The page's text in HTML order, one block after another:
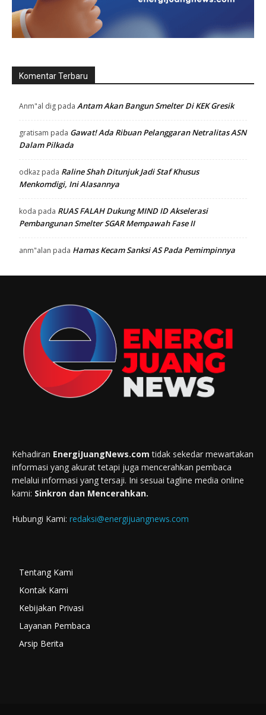
Komentar Terbaru
Anm"al dig pada Antam Akan Bangun Smelter Di KEK Gresik
gratisam pada Gawat! Ada Ribuan Pelanggaran Netralitas ASN
Dalam Pilkada
odkaz pada Raline Shah Ditunjuk Jadi Staf Khusus
Menkomdigi, Ini Alasannya
koda pada RUAS FALAH Dukung MIND ID Akselerasi
Pembangunan Smelter SGAR Mempawah Fase II
anm"alan pada Hamas Kecam Sanksi AS Pada Pemimpinnya
Kehadiran EnergiJuangNews.com tidak sekedar mewartakan
informasi yang akurat tetapi juga mencerahkan pembaca
melalui informasi yang tersaji. Ini sesuai tagline media online
kami: Sinkron dan Mencerahkan.
Hubungi Kami: redaksi@energijuangnews.com
Tentang Kami
Kontak Kami
Kebijakan Privasi
Layanan Pembaca
Arsip Berita